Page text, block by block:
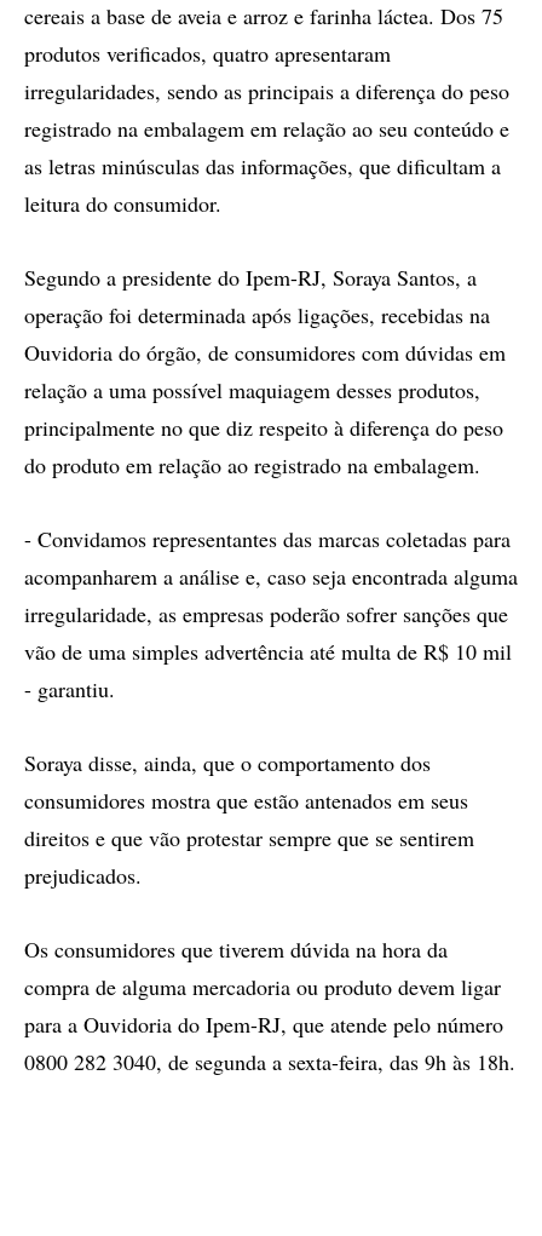
cereais a base de aveia e arroz e farinha láctea. Dos 75
produtos verificados, quatro apresentaram
irregularidades, sendo as principais a diferença do peso
registrado na embalagem em relação ao seu conteúdo e
as letras minúsculas das informações, que dificultam a
leitura do consumidor.
Segundo a presidente do Ipem-RJ, Soraya Santos, a
operação foi determinada após ligações, recebidas na
Ouvidoria do órgão, de consumidores com dúvidas em
relação a uma possível maquiagem desses produtos,
principalmente no que diz respeito à diferença do peso
do produto em relação ao registrado na embalagem.
- Convidamos representantes das marcas coletadas para
acompanharem a análise e, caso seja encontrada alguma
irregularidade, as empresas poderão sofrer sanções que
vão de uma simples advertência até multa de R$ 10 mil
- garantiu.
Soraya disse, ainda, que o comportamento dos
consumidores mostra que estão antenados em seus
direitos e que vão protestar sempre que se sentirem
prejudicados.
Os consumidores que tiverem dúvida na hora da
compra de alguma mercadoria ou produto devem ligar
para a Ouvidoria do Ipem-RJ, que atende pelo número
0800 282 3040, de segunda a sexta-feira, das 9h às 18h.